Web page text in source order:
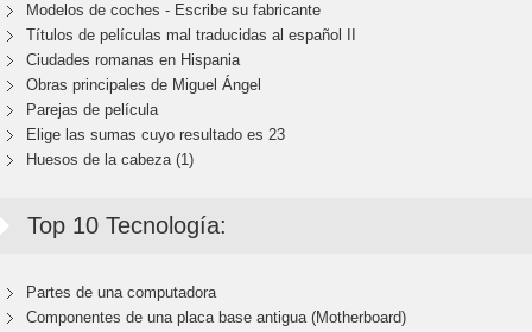
Modelos de coches - Escribe su fabricante
Títulos de películas mal traducidas al español II
Ciudades romanas en Hispania
Obras principales de Miguel Ángel
Parejas de película
Elige las sumas cuyo resultado es 23
Huesos de la cabeza (1)
Top 10 Tecnología:
Partes de una computadora
Componentes de una placa base antigua (Motherboard)